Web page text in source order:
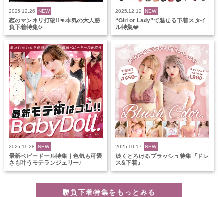
2025.12.26 NEW
恋のマンネリ打破!!👊本気の大人勝
負下着特集✨
2025.12.12 NEW
“Girl or Lady”で魅せる下着スタイ
ル特集❤️
2025.11.28 NEW
最新ベビードール特集｜色気も可愛
さも叶うモテランジェリー♪
2025.10.17 NEW
淡くとろけるブラッシュ特集『ドレ
ス&下着』
勝負下着特集をもっとみる